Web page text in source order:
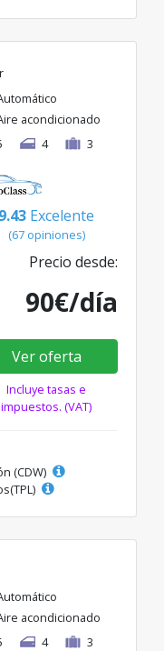
acondicionado
4 3
9.43 Excelente
(67 opiniones)
Precio desde:
90€/día
Ver oferta
Incluye tasas e
impuestos. (VAT)
(CDW)
acondicionado
4 3